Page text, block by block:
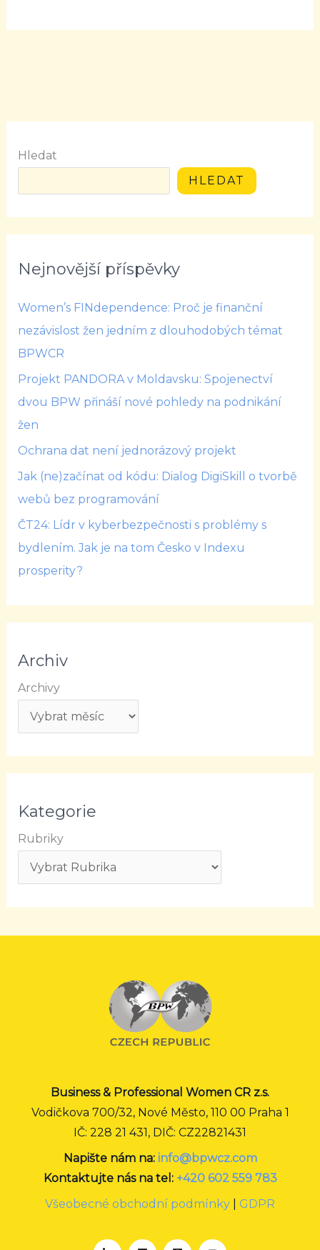
Hledat
HLEDAT
Nejnovější příspěvky
Women’s FINdependence: Proč je finanční
nezávislost žen jedním z dlouhodobých témat
BPWCR
Projekt PANDORA v Moldavsku: Spojenectví
dvou BPW přináší nové pohledy na podnikání
žen
Ochrana dat není jednorázový projekt
Jak (ne)začínat od kódu: Dialog DigiSkill o tvorbě
webů bez programování
ČT24: Lídr v kyberbezpečnosti s problémy s
bydlením. Jak je na tom Česko v Indexu
prosperity?
Archiv
Archivy
Kategorie
Rubriky
Business & Professional Women CR z.s.
Vodičkova 700/32, Nové Město, 110 00 Praha 1
IČ: 228 21 431, DIČ: CZ22821431
Napište nám na: info@bpwcz.com
Kontaktujte nás na tel: +420 602 559 783
Všeobecné obchodní podmínky
GDPR